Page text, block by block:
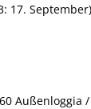
17.
Außenloggia